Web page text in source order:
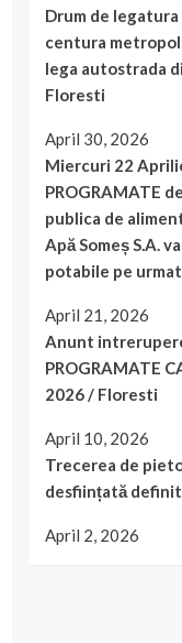
Drum de
centura
lega autostrada
Floresti
April 30, 2026
Miercuri 22
PROGRAMATE
publica de
Apă Someș S.A.
potabile pe
April 21, 2026
Anunt
PROGRAMATE
2026 / Floresti
April 10, 2026
Trecerea de
desființată
April 2, 2026